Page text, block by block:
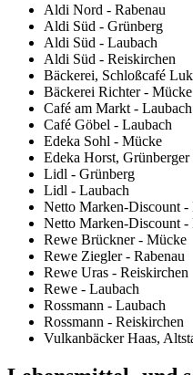
Aldi Nord - Rabenau
Aldi Süd - Grünberg
Aldi Süd - Laubach
Aldi Süd - Reiskirchen
Bäckerei, Schloßcafé
Bäckerei Richter - Mücke
Café am Markt - Laubach
Café Göbel - Laubach
Edeka Sohl - Mücke
Edeka Horst,
Lidl - Grünberg
Lidl - Laubach
Netto Marken-Discount -
Netto Marken-Discount -
Rewe Brückner - Mücke
Rewe Ziegler - Rabenau
Rewe Uras - Reiskirchen
Rewe - Laubach
Rossmann - Laubach
Rossmann - Reiskirchen
Vulkanbäcker Haas,